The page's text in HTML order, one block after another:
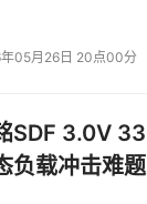
全栈开发 4
05月26日 20点00分
SDF 3.0V
负载冲击难题